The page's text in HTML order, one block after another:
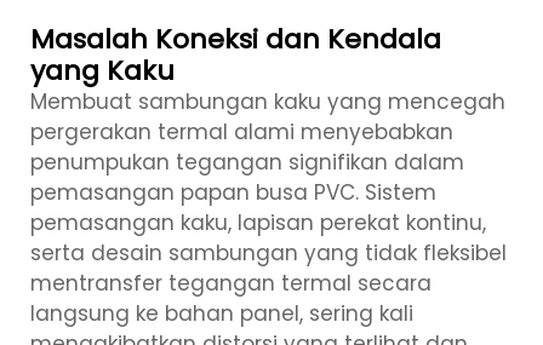
Masalah Koneksi dan Kendala
yang Kaku
Membuat sambungan kaku yang mencegah
pergerakan termal alami menyebabkan
penumpukan tegangan signifikan dalam
pemasangan papan busa PVC. Sistem
pemasangan kaku, lapisan perekat kontinu,
serta desain sambungan yang tidak fleksibel
mentransfer tegangan termal secara
langsung ke bahan panel, sering kali